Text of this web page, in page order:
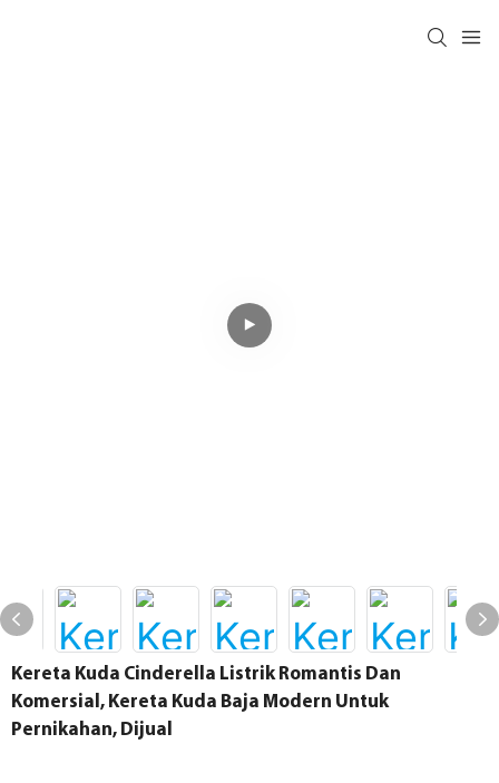
Kereta Kuda Cinderella Listrik Romantis Dan
Komersial, Kereta Kuda Baja Modern Untuk
Pernikahan, Dijual